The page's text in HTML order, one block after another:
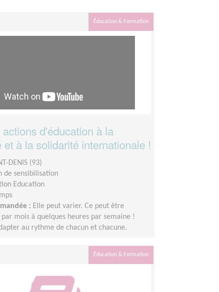
Éducation & Formation
d'éducation à la
et à la solidarité internationale !
DENIS (93)
de sensibilisation
Education
: Elle peut varier. Ce peut être
mois à quelques heures par semaine !
au rythme de chacun et chacune.
Éducation & Formation